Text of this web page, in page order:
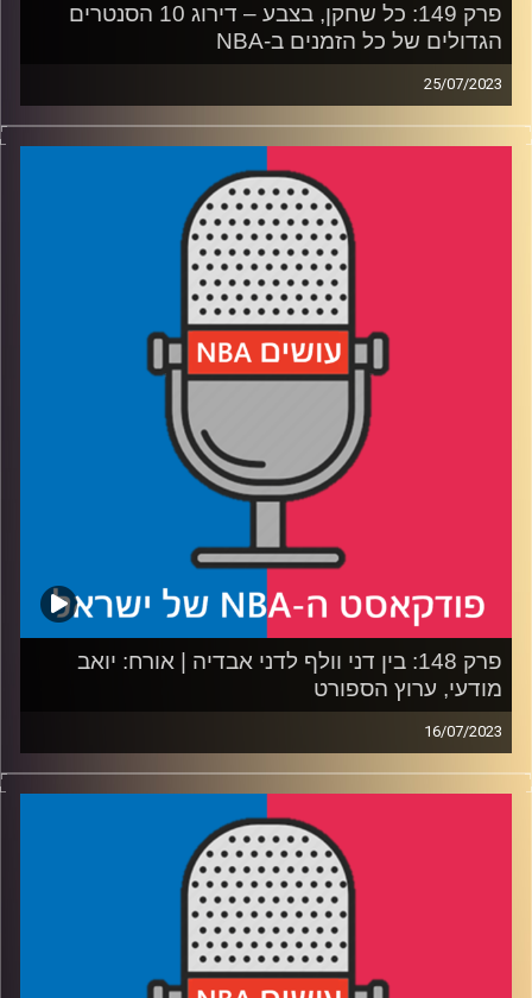
פרק 149: כל שחקן, בצבע – דירוג 10 הסנטרים
הגדולים של כל הזמנים ב-NBA
25/07/2023
פודקאסט האן.בי.איי עם ערן סורוקה, שרון דוידוביץ׳, משה
דוידוביץ׳ ועידן לוצקי
רבע 1: העמדה הכי חשובה בכדורסל, ואלה שכמעט נכנסו
רבע 2: מקומות 10 עד 7 – האבטיפוס, אלה שבאו אחריו ונציג
רבע 4: מקומות 4 עד 1 – דיון סוער על שלושה ענקים,
וקונצנזוס בפסגה
פרק 148: בין דני וולף לדני אבדיה | אורח: יואב
מודעי, ערוץ הספורט
16/07/2023
פודקאסט האן.בי.איי עם ערן סורוקה, שרון דוידוביץ׳, משה
דוידוביץ׳ ועידן לוצקי
רבע 1: וולף, שרף או שון אבייב – מחפשים את הישראלי הבא
רבע 2: אבדיה פותח שנת מפתח – האם הוא צריך לייחל
רבע 3: שיקאגו וטורונטו תקועות בצומת, הקליפרס לחוצי